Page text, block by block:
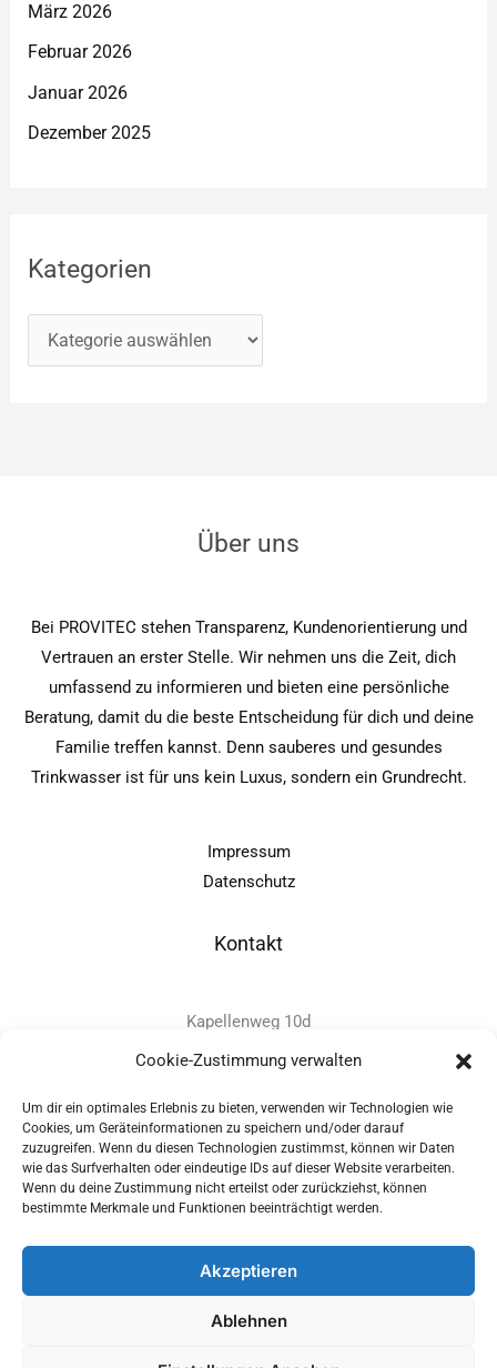
Cookie-Zustimmung verwalten
Um dir ein optimales Erlebnis zu bieten, verwenden wir Technologien wie
Cookies, um Geräteinformationen zu speichern und/oder darauf
zuzugreifen. Wenn du diesen Technologien zustimmst, können wir Daten
wie das Surfverhalten oder eindeutige IDs auf dieser Website verarbeiten.
Wenn du deine Zustimmung nicht erteilst oder zurückziehst, können
bestimmte Merkmale und Funktionen beeinträchtigt werden.
Akzeptieren
Ablehnen
März 2026
Februar 2026
Januar 2026
Dezember 2025
Kategorien
Über uns
Bei PROVITEC stehen Transparenz, Kundenorientierung und
Vertrauen an erster Stelle. Wir nehmen uns die Zeit, dich
umfassend zu informieren und bieten eine persönliche
Beratung, damit du die beste Entscheidung für dich und deine
Familie treffen kannst. Denn sauberes und gesundes
Trinkwasser ist für uns kein Luxus, sondern ein Grundrecht.
Impressum
Datenschutz
Kontakt
Kapellenweg 10d
D-94575 Windorf
+49 - (0)8546 - 97 39 0
info@provitec.de
www.provitec.com
Copyright © 2026 PROVITEC Trinkwassersysteme e.K | Alle
Rechte vorbehalten |Impressum